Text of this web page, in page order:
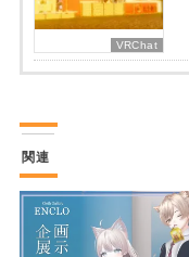
VRChat
関連